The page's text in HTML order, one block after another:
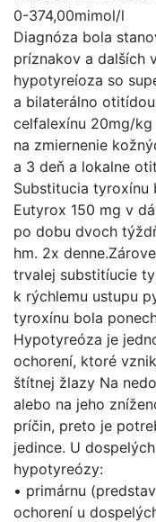
0-374,00mimol/l
Diagnóza bola
príznakov a dalších
hypotyreíoza so
a bilaterálno
celfalexínu 20mg/kg
na zmiernenie
a 3 deň a lokalne
Substitucia tyroxínu
Eutyrox 150 mg v
po dobu dvoch
hm. 2x
trvalej substitíucie
k rýchlemu ustupu
tyroxínu bola
Hypotyreóza je
ochorení, ktoré
štítnej žlazy Na
alebo na jeho
príčin, preto je
jedince. U
hypotyreózy:
• primárnu
ochorení u